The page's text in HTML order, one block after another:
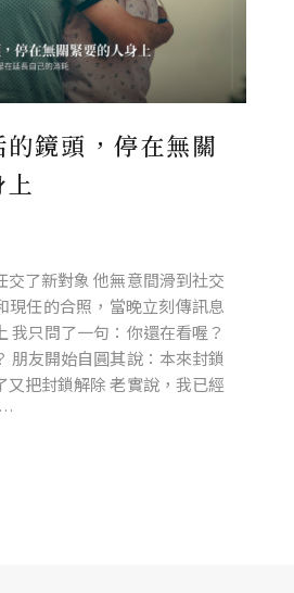
鏡頭，停在無關
交了新對象 他無意間滑到社交
現任的合照，當晚立刻傳訊息
我只問了一句：你還在看喔？
朋友開始自圓其說：本來封鎖
又把封鎖解除 老實說，我已經